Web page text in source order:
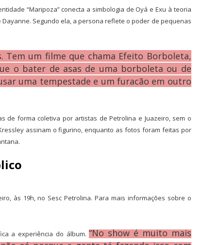
“Maripoza” conecta a simbologia de Oyá e Exu à teoria
Segundo ela, a persona reflete o poder de pequenas
Tem um filme que chama Efeito Borboleta,
o bater de asas de uma borboleta ou de
uma tempestade e um furacão em outro
de forma coletiva por artistas de Petrolina e Juazeiro, sem o
assinam o figurino, enquanto as fotos foram feitas por
às 19h, no Sesc Petrolina. Para mais informações sobre o
a experiência do álbum.“No show é muito mais